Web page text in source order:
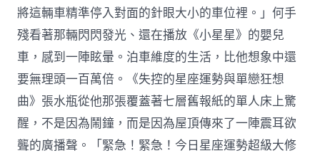
將這輛車精準停入對面的針眼大小的車位裡。」何手
殘看著那輛閃閃發光、還在播放《小星星》的嬰兒
車，感到一陣眩暈。泊車維度的生活，比他想象中還
要無理頭一百萬倍。《失控的星座運勢與單戀狂想
曲》張水瓶從他那張覆蓋著七層舊報紙的單人床上驚
醒，不是因為鬧鐘，而是因為屋頂傳來了一陣震耳欲
聾的廣播聲。「緊急！緊急！今日星座運勢超級大修